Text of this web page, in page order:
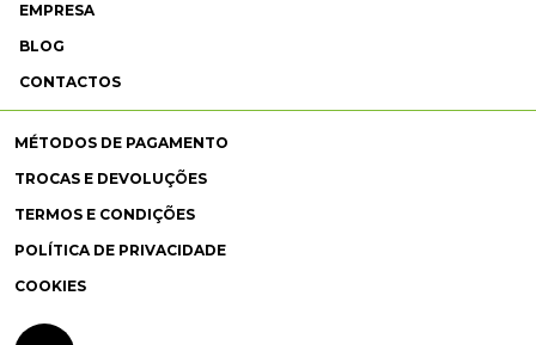
EMPRESA
BLOG
CONTACTOS
MÉTODOS DE PAGAMENTO
TROCAS E DEVOLUÇÕES
TERMOS E CONDIÇÕES
POLÍTICA DE PRIVACIDADE
COOKIES